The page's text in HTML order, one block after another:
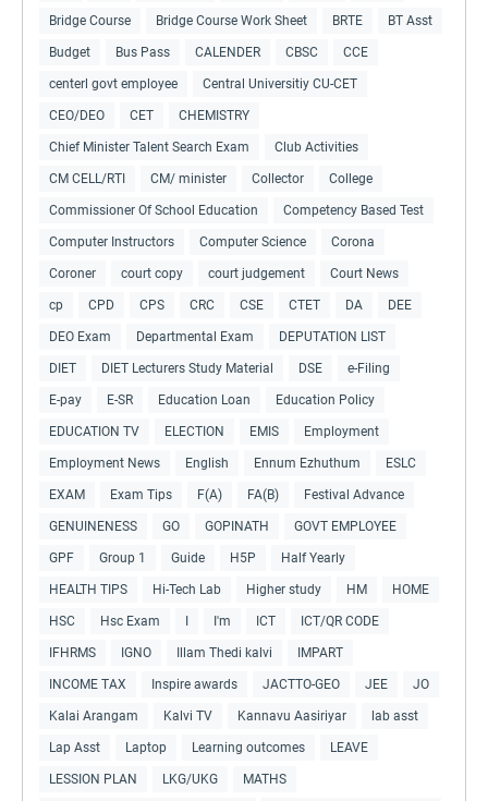
Bridge Course Bridge Course Work Sheet BRTE BT Asst
Budget Bus Pass CALENDER CBSC CCE
centerl govt employee Central Universitiy CU-CET
CEO/DEO CET CHEMISTRY
Chief Minister Talent Search Exam Club Activities
CM CELL/RTI CM/ minister Collector College
Commissioner Of School Education Competency Based Test
Computer Instructors Computer Science Corona
Coroner court copy court judgement Court News
cp CPD CPS CRC CSE CTET DA DEE
DEO Exam Departmental Exam DEPUTATION LIST
DIET DIET Lecturers Study Material DSE e-Filing
E-pay E-SR Education Loan Education Policy
EDUCATION TV ELECTION EMIS Employment
Employment News English Ennum Ezhuthum ESLC
EXAM Exam Tips F(A) FA(B) Festival Advance
GENUINENESS GO GOPINATH GOVT EMPLOYEE
GPF Group 1 Guide H5P Half Yearly
HEALTH TIPS Hi-Tech Lab Higher study HM HOME
HSC Hsc Exam I'm ICT ICT/QR CODE
IFHRMS IGNO Illam Thedi kalvi IMPART
INCOME TAX Inspire awards JACTTO-GEO JEE JO
Kalai Arangam Kalvi TV Kannavu Aasiriyar lab asst
Lap Asst Laptop Learning outcomes LEAVE
LESSION PLAN LKG/UKG MATHS